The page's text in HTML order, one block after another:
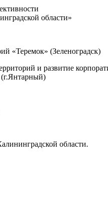
области»
«Теремок» (Зеленоградск)
и развитие
области.